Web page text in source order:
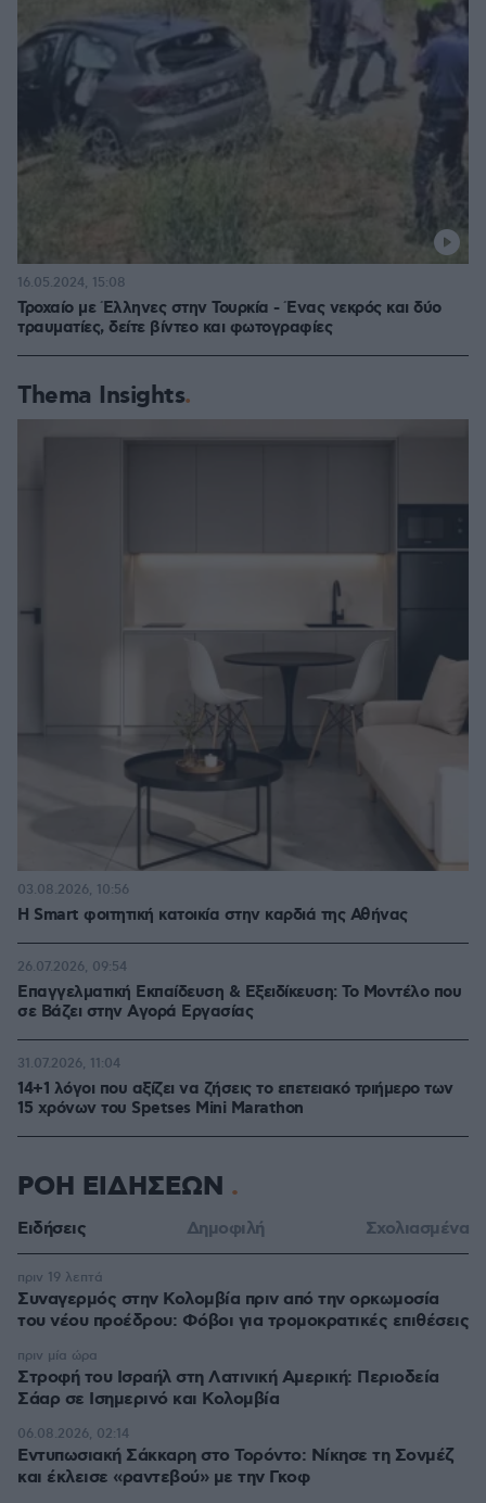
Τροχαίο με Έλληνες στην Τουρκία - Ένας νεκρός και δύο
τραυματίες, δείτε βίντεο και φωτογραφίες
16.05.2024, 15:08
Thema Insights
Η Smart φοιτητική κατοικία στην καρδιά της Αθήνας
03.08.2026, 10:56
Επαγγελματική Εκπαίδευση & Εξειδίκευση: Το Mοντέλο που
σε Bάζει στην Aγορά Eργασίας
26.07.2026, 09:54
14+1 λόγοι που αξίζει να ζήσεις το επετειακό τριήμερο των
15 χρόνων του Spetses Mini Marathon
31.07.2026, 11:04
ΡΟΗ ΕΙΔΗΣΕΩΝ
Ειδήσεις Δημοφιλή Σχολιασμένα
Συναγερμός στην Κολομβία πριν από την ορκωμοσία
του νέου προέδρου: Φόβοι για τρομοκρατικές επιθέσεις
πριν 19 λεπτά
Στροφή του Ισραήλ στη Λατινική Αμερική: Περιοδεία
Σάαρ σε Ισημερινό και Κολομβία
πριν μία ώρα
Εντυπωσιακή Σάκκαρη στο Τορόντο: Νίκησε τη Σονμέζ
και έκλεισε «ραντεβού» με την Γκοφ
06.08.2026, 02:14